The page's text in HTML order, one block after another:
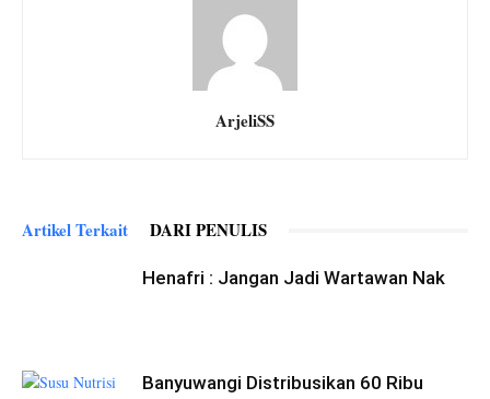
ArjeliSS
Artikel Terkait DARI PENULIS
Henafri : Jangan Jadi Wartawan Nak
Banyuwangi Distribusikan 60 Ribu